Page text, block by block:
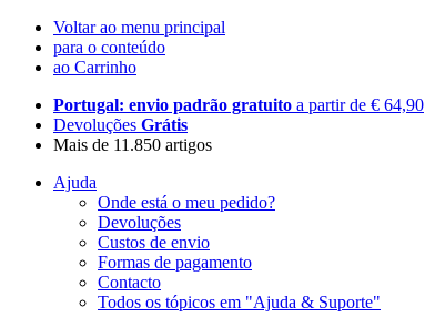
Voltar ao menu principal
para o conteúdo
ao Carrinho
Portugal: envio padrão gratuito a partir de € 64,90
Devoluções Grátis
Mais de 11.850 artigos
Ajuda
Onde está o meu pedido?
Devoluções
Custos de envio
Formas de pagamento
Contacto
Todos os tópicos em "Ajuda & Suporte"